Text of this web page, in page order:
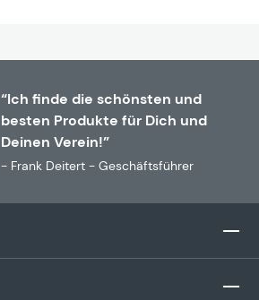
“Ich finde die schönsten und
besten Produkte für Dich und
Deinen Verein!”
- Frank Deitert - Geschäftsführer